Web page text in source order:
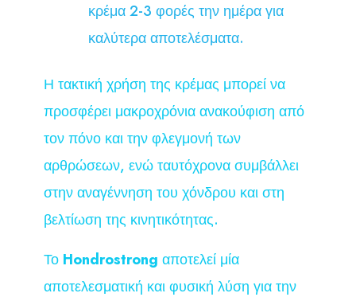
κρέμα 2-3 φορές την ημέρα για
καλύτερα αποτελέσματα.
Η τακτική χρήση της κρέμας μπορεί να
προσφέρει μακροχρόνια ανακούφιση από
τον πόνο και την φλεγμονή των
αρθρώσεων, ενώ ταυτόχρονα συμβάλλει
στην αναγέννηση του χόνδρου και στη
βελτίωση της κινητικότητας.
Το Hondrostrong αποτελεί μία
αποτελεσματική και φυσική λύση για την